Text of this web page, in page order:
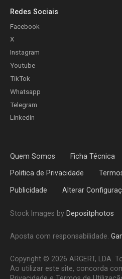
Redes Sociais
Facebook
X
Instagram
Youtube
TikTok
Whatsapp
Telegram
Linkedin
Quem Somos Ficha Técnica
Politica de Privacidade
Publicidade Alterar
Stock Images by Depositphotos
Aposta com responsabilidade.
Copyright © 2026 ARGERT, LDA.
Ao utilizar este site, concorda